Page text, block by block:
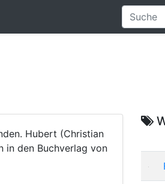
Hubert (Christian
in den Buchverlag von